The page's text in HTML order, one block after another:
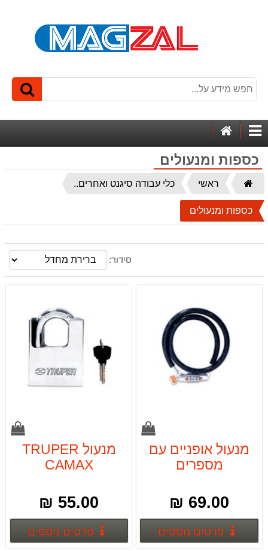
קטגוריותהבית
כספות ומנעולים
דף
הבית
ראשי כלי עבודה סיגנט ואחרים..
כספות ומנעולים
סידור:
מנעול אופניים עם
מספרים
69.00 ₪
פרטים נוספיםפרטים נוספים
מנעול TRUPER
CAMAX
55.00 ₪
פרטים נוספים